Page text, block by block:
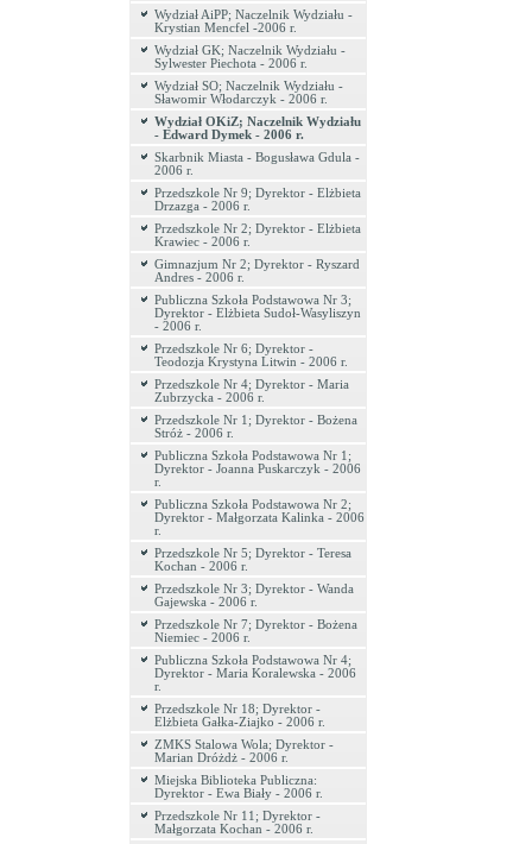
Wydział AiPP; Naczelnik Wydziału -
Krystian Mencfel -2006 r.
Wydział GK; Naczelnik Wydziału -
Sylwester Piechota - 2006 r.
Wydział SO; Naczelnik Wydziału -
Sławomir Włodarczyk - 2006 r.
Wydział OKiZ; Naczelnik Wydziału
- Edward Dymek - 2006 r.
Skarbnik Miasta - Bogusława Gdula -
2006 r.
Przedszkole Nr 9; Dyrektor - Elżbieta
Drzazga - 2006 r.
Przedszkole Nr 2; Dyrektor - Elżbieta
Krawiec - 2006 r.
Gimnazjum Nr 2; Dyrektor - Ryszard
Andres - 2006 r.
Publiczna Szkoła Podstawowa Nr 3;
Dyrektor - Elżbieta Sudoł-Wasyliszyn
- 2006 r.
Przedszkole Nr 6; Dyrektor -
Teodozja Krystyna Litwin - 2006 r.
Przedszkole Nr 4; Dyrektor - Maria
Zubrzycka - 2006 r.
Przedszkole Nr 1; Dyrektor - Bożena
Stróż - 2006 r.
Publiczna Szkoła Podstawowa Nr 1;
Dyrektor - Joanna Puskarczyk - 2006
r.
Publiczna Szkoła Podstawowa Nr 2;
Dyrektor - Małgorzata Kalinka - 2006
r.
Przedszkole Nr 5; Dyrektor - Teresa
Kochan - 2006 r.
Przedszkole Nr 3; Dyrektor - Wanda
Gajewska - 2006 r.
Przedszkole Nr 7; Dyrektor - Bożena
Niemiec - 2006 r.
Publiczna Szkoła Podstawowa Nr 4;
Dyrektor - Maria Koralewska - 2006
r.
Przedszkole Nr 18; Dyrektor -
Elżbieta Gałka-Ziajko - 2006 r.
ZMKS Stalowa Wola; Dyrektor -
Marian Dróżdż - 2006 r.
Miejska Biblioteka Publiczna:
Dyrektor - Ewa Biały - 2006 r.
Przedszkole Nr 11; Dyrektor -
Małgorzata Kochan - 2006 r.